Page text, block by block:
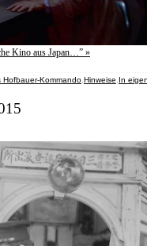
Kino aus Japan…” »
Hofbauer-Kommando Hinweise In